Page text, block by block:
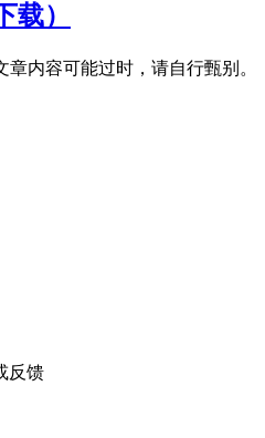
载）
内容可能过时，请自行甄别。
反馈